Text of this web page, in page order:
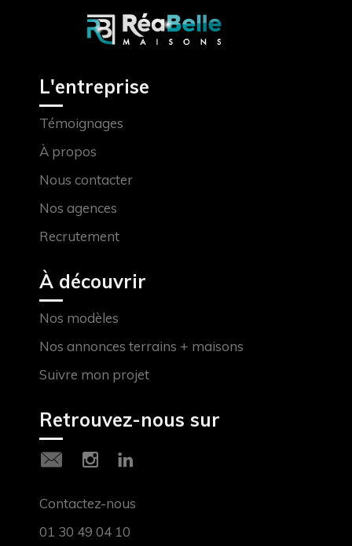
L'entreprise
Témoignages
À propos
Nous contacter
Nos agences
Recrutement
À découvrir
Nos modèles
Nos annonces terrains + maisons
Suivre mon projet
Retrouvez-nous sur
Contactez-nous
01 30 49 04 10